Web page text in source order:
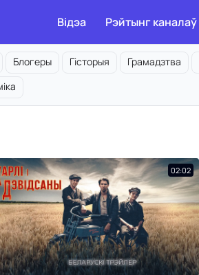
Відэа Рэйтынг каналаў
Блогеры Гісторыя Грамадзтва
02:02